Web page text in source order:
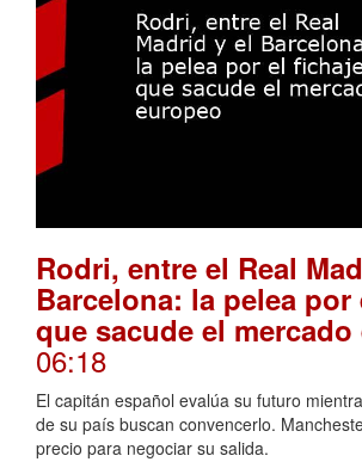
Rodri, entre el Real
Barcelona: la pelea
que sacude el
06:18
El capitán español evalúa su futuro
de su país buscan convencerlo.
precio para negociar su salida.